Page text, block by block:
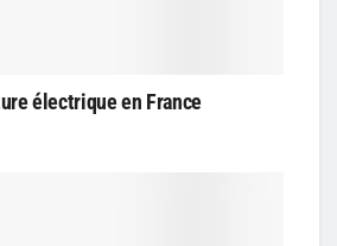
électrique en France